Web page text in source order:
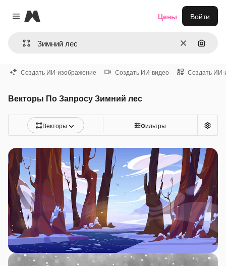
Close menu
Magnific
ОчиститьПоиск
Цены Войти
Создать ИИ-изображение Создать ИИ-видео Создать ИИ-
Векторы По Запросу Зимний лес
Векторы Фильтры